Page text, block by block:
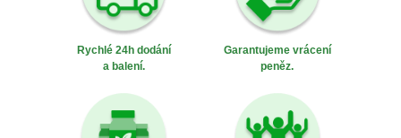
Rychlé 24h dodání
a balení.
Garantujeme vrácení
peněz.